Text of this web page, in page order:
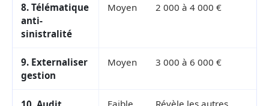
8. Télématique
anti-
sinistralité
Moyen 2 000 à 4 000 €
9. Externaliser
gestion
Moyen 3 000 à 6 000 €
Faible
Révèle les autres